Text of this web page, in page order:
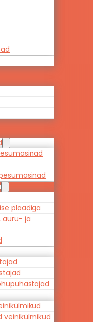
plaadiga
auru- ja
veinikülmikud